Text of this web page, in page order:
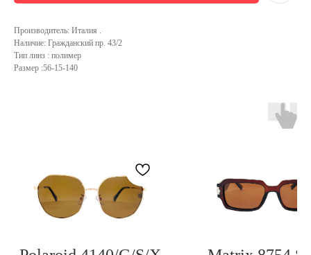
Производитель: Италия .
Наличие: Гражданский пр. 43/2
Тип линз : полимер
Размер :56-15-140